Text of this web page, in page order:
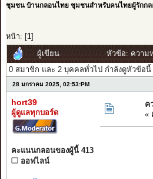
ชุมชน บ้านกลอนไทย ชุมชนสำหรับคนไทยผู้รักก
หน้า: [ 1]
ผู้เขียน
หัวข้อ: ความ
0 สมาชิก และ 2 บุคคลทั่วไป กำลังดูหัวข้อนี้
28 มกราคม 2025, 02:53:PM
hort39
ผู้ดูแลทุกบอร์ด
คะแนนกลอนของผู้นี้ 413
ออฟไลน์
ค
«